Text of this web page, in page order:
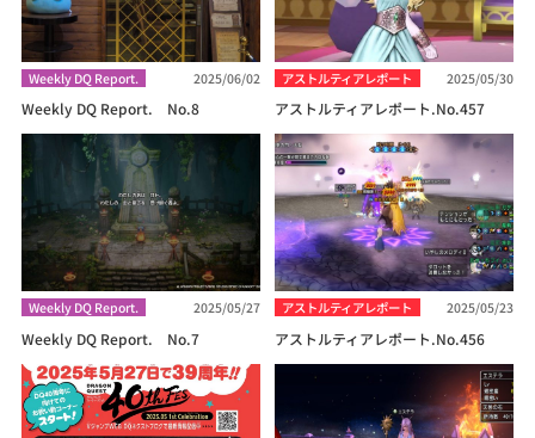
Weekly DQ Report. 2025/06/02
Weekly DQ Report. No.8
アストルティアレポート 2025/05/30
アストルティアレポート.No.457
Weekly DQ Report. 2025/05/27
Weekly DQ Report. No.7
アストルティアレポート 2025/05/23
アストルティアレポート.No.456